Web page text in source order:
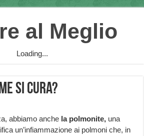
Loading...
si cura?
abbiamo anche la polmonite, una
un’infiammazione ai polmoni che, in